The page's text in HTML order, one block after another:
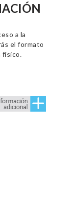
a la
el formato
físico.